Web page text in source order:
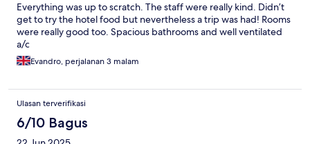
Everything was up to scratch. The staff were really kind. Didn’t
get to try the hotel food but nevertheless a trip was had! Rooms
were really good too. Spacious bathrooms and well ventilated
a/c
Evandro, perjalanan 3 malam
Ulasan terverifikasi
6/10 Bagus